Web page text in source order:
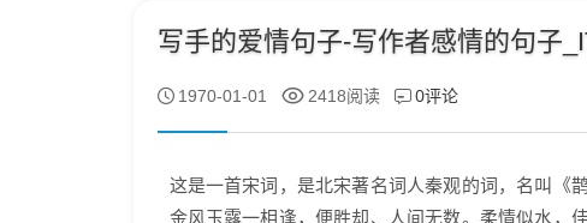
写手的爱情句子-写作者感情的句子
1970-01-01 2418阅读 0评论
这是一首宋词，是北宋著名词人秦观的词，名叫《
金风玉露一相逢，便胜却、人间无数。柔情似水，